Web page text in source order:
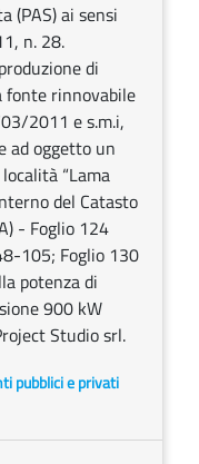
(PAS) ai sensi
n. 28.
di
fonte rinnovabile
2011 e s.m.i,
ad oggetto un
“Lama
del Catasto
- Foglio 124
105; Foglio 130
potenza di
900 kW
Studio srl.
pubblici e privati